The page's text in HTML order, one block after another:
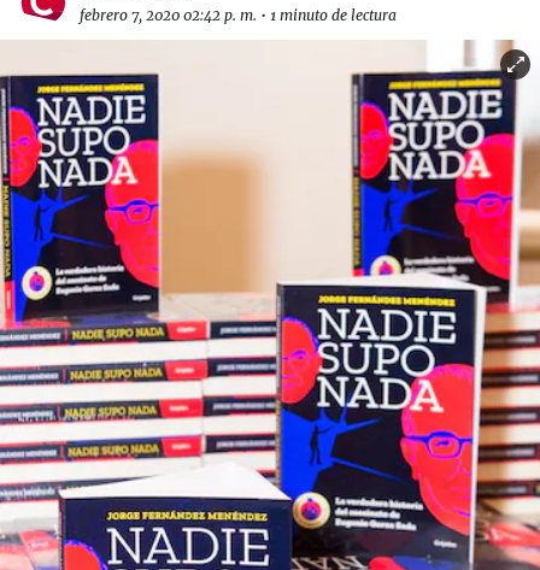
febrero 7, 2020 02:42 p. m. • 1 minuto de lectura